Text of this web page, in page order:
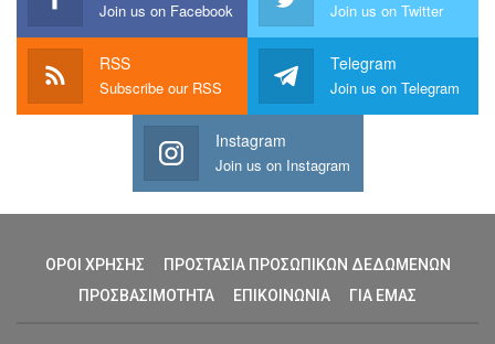
Join us on Facebook Join us on Twitter
RSS
Subscribe our RSS
Telegram
Join us on Telegram
Instagram
Join us on Instagram
ΟΡΟΙ ΧΡΗΣΗΣ
ΠΡΟΣΤΑΣΙΑ ΠΡΟΣΩΠΙΚΩΝ ΔΕΔΩΜΕΝΩΝ
ΠΡΟΣΒΑΣΙΜΟΤΗΤΑ
ΕΠΙΚΟΙΝΩΝΙΑ ΓΙΑ ΕΜΑΣ